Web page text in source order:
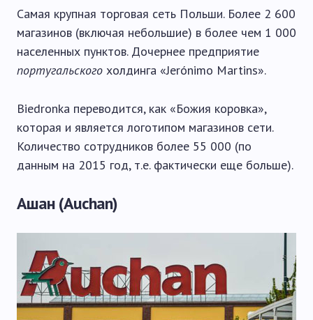
Самая крупная торговая сеть Польши. Более 2 600
магазинов (включая небольшие) в более чем 1 000
населенных пунктов. Дочернее предприятие
португальского холдинга «Jerónimo Martins».
Biedronka переводится, как «Божия коровка»,
которая и является логотипом магазинов сети.
Количество сотрудников более 55 000 (по
данным на 2015 год, т.е. фактически еще больше).
Ашан (Auchan)